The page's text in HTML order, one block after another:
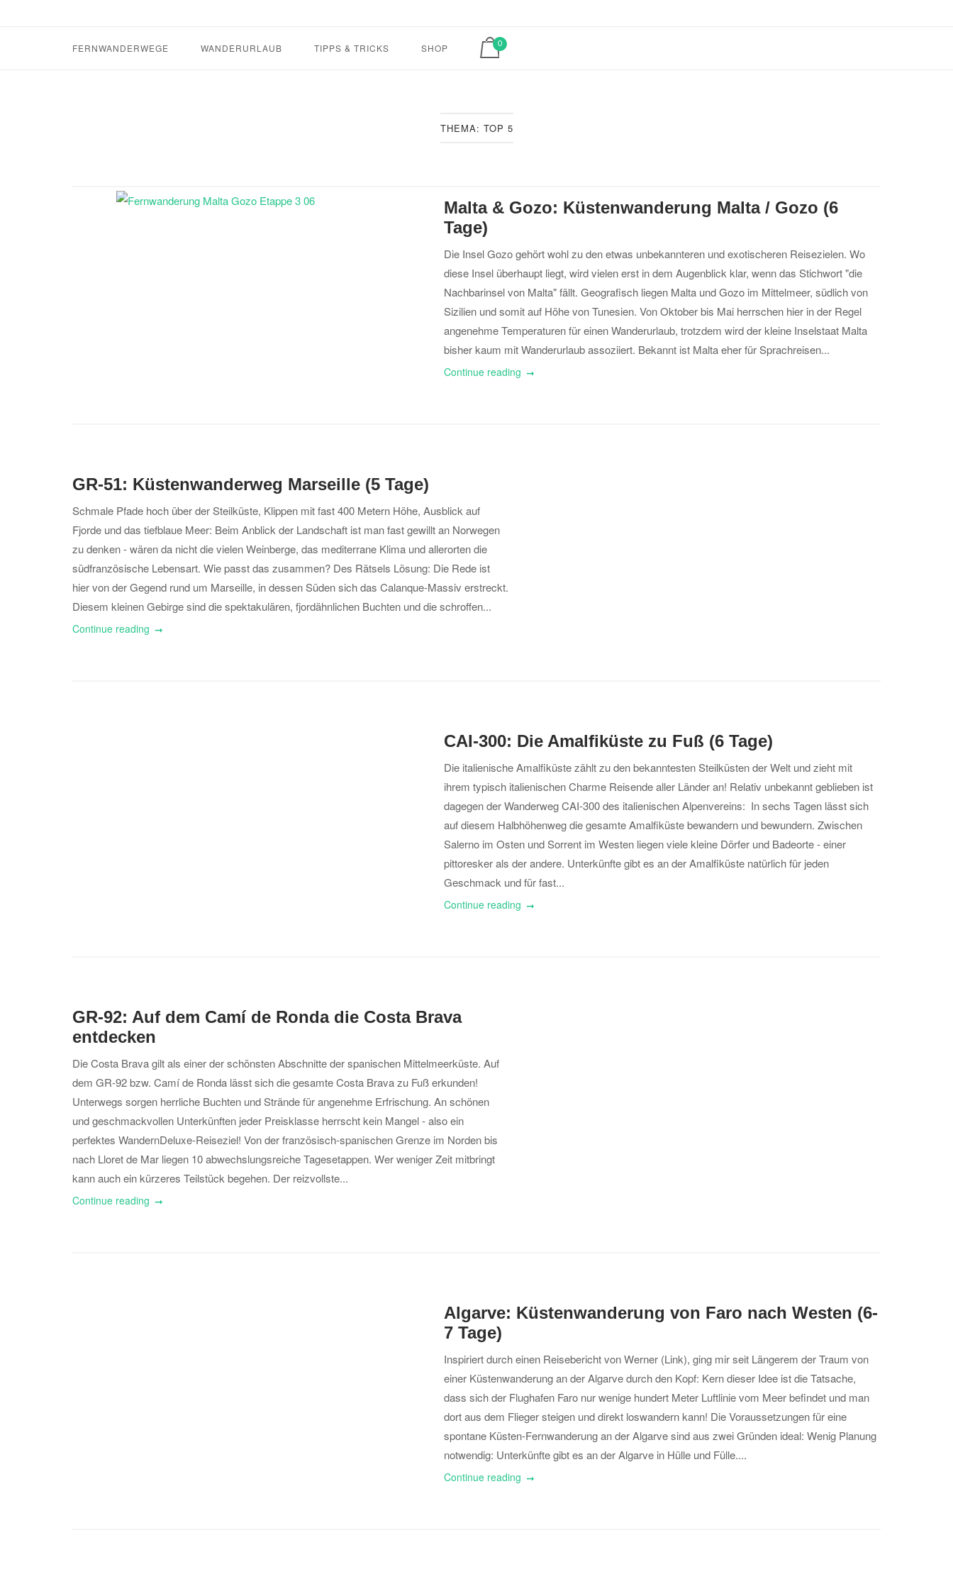
FERNWANDERWEGE WANDERURLAUB TIPPS & TRICKS SHOP
View shopping cart
0
THEMA: TOP 5
Malta & Gozo: Küstenwanderung Malta / Gozo (6
Tage)
Die Insel Gozo gehört wohl zu den etwas unbekannteren und exotischeren Reisezielen. Wo
diese Insel überhaupt liegt, wird vielen erst in dem Augenblick klar, wenn das Stichwort "die
Nachbarinsel von Malta" fällt. Geografisch liegen Malta und Gozo im Mittelmeer, südlich von
Sizilien und somit auf Höhe von Tunesien. Von Oktober bis Mai herrschen hier in der Regel
angenehme Temperaturen für einen Wanderurlaub, trotzdem wird der kleine Inselstaat Malta
bisher kaum mit Wanderurlaub assoziiert. Bekannt ist Malta eher für Sprachreisen...
Continue reading
GR-51: Küstenwanderweg Marseille (5 Tage)
Schmale Pfade hoch über der Steilküste, Klippen mit fast 400 Metern Höhe, Ausblick auf
Fjorde und das tiefblaue Meer: Beim Anblick der Landschaft ist man fast gewillt an Norwegen
zu denken - wären da nicht die vielen Weinberge, das mediterrane Klima und allerorten die
südfranzösische Lebensart. Wie passt das zusammen? Des Rätsels Lösung: Die Rede ist
hier von der Gegend rund um Marseille, in dessen Süden sich das Calanque-Massiv erstreckt.
Diesem kleinen Gebirge sind die spektakulären, fjordähnlichen Buchten und die schroffen...
Continue reading
CAI-300: Die Amalfiküste zu Fuß (6 Tage)
Die italienische Amalfiküste zählt zu den bekanntesten Steilküsten der Welt und zieht mit
ihrem typisch italienischen Charme Reisende aller Länder an! Relativ unbekannt geblieben ist
dagegen der Wanderweg CAI-300 des italienischen Alpenvereins: In sechs Tagen lässt sich
auf diesem Halbhöhenweg die gesamte Amalfiküste bewandern und bewundern. Zwischen
Salerno im Osten und Sorrent im Westen liegen viele kleine Dörfer und Badeorte - einer
pittoresker als der andere. Unterkünfte gibt es an der Amalfiküste natürlich für jeden
Geschmack und für fast...
Continue reading
GR-92: Auf dem Camí de Ronda die Costa Brava
entdecken
Die Costa Brava gilt als einer der schönsten Abschnitte der spanischen Mittelmeerküste. Auf
dem GR-92 bzw. Camí de Ronda lässt sich die gesamte Costa Brava zu Fuß erkunden!
Unterwegs sorgen herrliche Buchten und Strände für angenehme Erfrischung. An schönen
und geschmackvollen Unterkünften jeder Preisklasse herrscht kein Mangel - also ein
perfektes WandernDeluxe-Reiseziel! Von der französisch-spanischen Grenze im Norden bis
nach Lloret de Mar liegen 10 abwechslungsreiche Tagesetappen. Wer weniger Zeit mitbringt
kann auch ein kürzeres Teilstück begehen. Der reizvollste...
Continue reading
Algarve: Küstenwanderung von Faro nach Westen (6-
7 Tage)
Inspiriert durch einen Reisebericht von Werner (Link), ging mir seit Längerem der Traum von
einer Küstenwanderung an der Algarve durch den Kopf: Kern dieser Idee ist die Tatsache,
dass sich der Flughafen Faro nur wenige hundert Meter Luftlinie vom Meer befindet und man
dort aus dem Flieger steigen und direkt loswandern kann! Die Voraussetzungen für eine
spontane Küsten-Fernwanderung an der Algarve sind aus zwei Gründen ideal: Wenig Planung
notwendig: Unterkünfte gibt es an der Algarve in Hülle und Fülle....
Continue reading